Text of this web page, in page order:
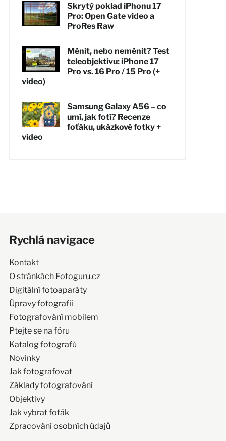
Skrytý poklad iPhonu 17
Pro: Open Gate video a
ProRes Raw
Měnit, nebo neměnit? Test
teleobjektivu: iPhone 17
Pro vs. 16 Pro / 15 Pro (+
video)
Samsung Galaxy A56 – co
umí, jak fotí? Recenze
foťáku, ukázkové fotky +
video
Rychlá navigace
Kontakt
O stránkách Fotoguru.cz
Digitální fotoaparáty
Úpravy fotografií
Fotografování mobilem
Ptejte se na fóru
Katalog fotografů
Novinky
Jak fotografovat
Základy fotografování
Objektivy
Jak vybrat foťák
Zpracování osobních údajů